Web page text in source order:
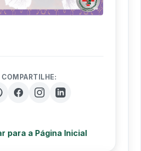
COMPARTILHE:
para a Página Inicial